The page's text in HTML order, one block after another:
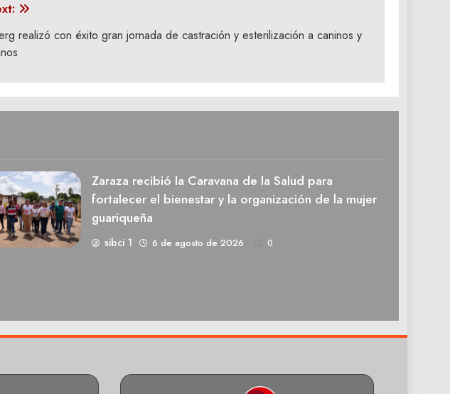
realizó con éxito gran jornada de castración y esterilización a caninos y
Zaraza recibió la Caravana de la Salud para
fortalecer el bienestar y la organización de la mujer
guariqueña
sibci 1 6 de agosto de 2026 0